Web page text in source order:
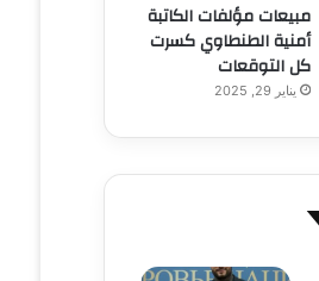
مبيعات مؤلفات الكاتبة
أمنية الطنطاوي كسرت
كل التوقعات
يناير 29, 2025